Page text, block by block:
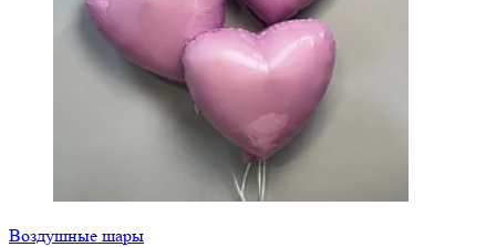
Воздушные шары